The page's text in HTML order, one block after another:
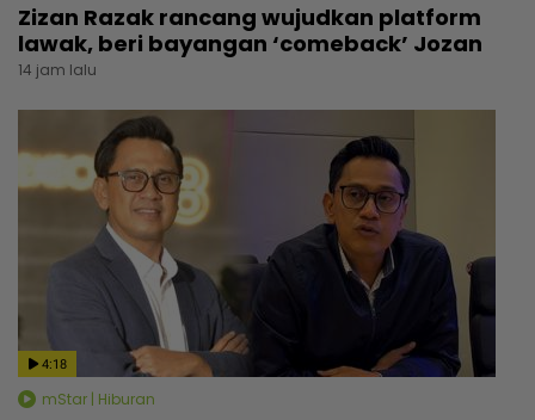
Zizan Razak rancang wujudkan platform
lawak, beri bayangan ‘comeback’ Jozan
14 jam lalu
4:18
mStar | Hiburan